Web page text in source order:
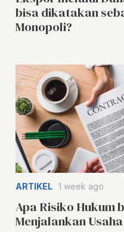
bisa dikatakan
Monopoli?
ARTIKEL 1 week ago
Apa Risiko Hukum
Menjalankan